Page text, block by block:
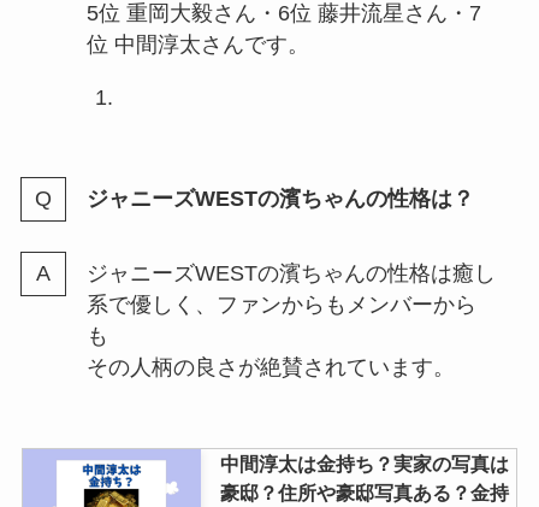
ブックオフで雑誌を売る！ジャニ
5位 重岡大毅さん・6位 藤井流星さん・7
位 中間淳太さんです。
ジャニーズWESTの濱ちゃんの性格は？
ジャニーズWESTの濱ちゃんの性格は癒し
系で優しく、ファンからもメンバーから
も
その人柄の良さが絶賛されています。
中間淳太は金持ち？実家の写真は
豪邸？住所や豪邸写真ある？金持